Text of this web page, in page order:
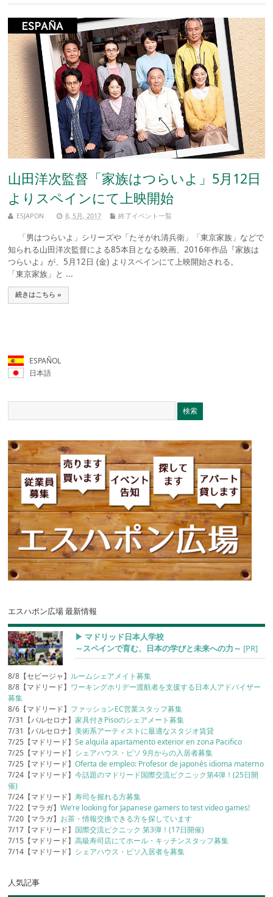
山田洋次監督「家族はつらいよ」5月12日
よりスペインにて上映開始
ESJAPON 8, 5月, 2017 終了イベント一覧
「男はつらいよ」シリーズや「たそがれ清兵衛」「東京家族」などで
知られる山田洋次監督による85本目となる映画、2016年作品『家族は
つらいよ』が、5月12日 (金) よりスペインにて上映開始される。
「東京家族」と ...
続きはこちら »
ESPAÑOL
日本語
エスハポン広場 最新情報
▶︎ マドリッド日本人学校
～スペインで育む、日本の学びと未来への力～ [PR]
8/8【セビージャ】 ルームシェアメイト募集
8/8【マドリード】 ワーキングホリデー渡航者を支援する日本人アドバイザー
募集
8/6【マドリード】 ファッションEC営業スタッフ募集
7/31【バルセロナ】家具付きPisoのシェアメート募集
7/31【バルセロナ】美術系アーティストに最適なスタジオ賃貸
7/25【マドリード】Se alquila apartamento exterior en zona Pacifico
7/25【マドリード】 シェアハウス・ピソ 9月からの入居者募集
7/25【マドリード】Oferta de empleo: Profesor de japonés idioma materno
7/24【マドリード】今話題のマドリード国際交流ピクニック第4弾！(25日開
催)
7/24【マドリード】寿司を握れる方募集
7/22【マラガ】We’re looking for Japanese gamers to test video games!
7/20【マラガ】 お茶・情報交換できる方を探しています
7/17【マドリード】 国際交流ピクニック 第3弾！(17日開催)
7/15【マドリード】高級寿司店にてホール・キッチンスタッフ募集
7/14【マドリード】 シェアハウス・ピソ入居者を募集
人気記事